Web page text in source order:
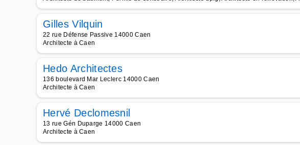
Gilles Vilquin
22 rue Défense Passive 14000 Caen
Architecte à Caen
Hedo Architectes
136 boulevard Mar Leclerc 14000 Caen
Architecte à Caen
Hervé Declomesnil
13 rue Gén Duparge 14000 Caen
Architecte à Caen